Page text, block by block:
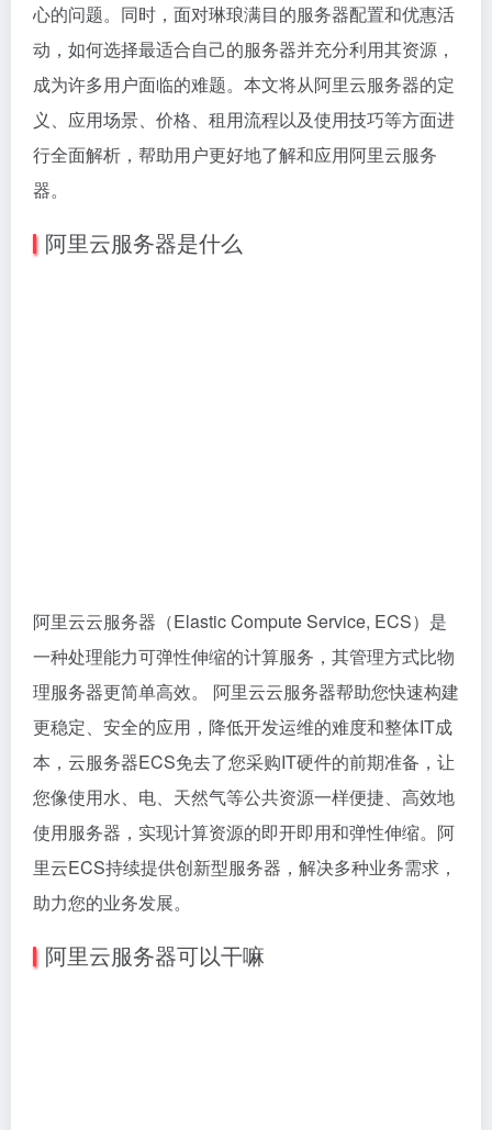
心的问题。同时，面对琳琅满目的服务器配置和优惠活
动，如何选择最适合自己的服务器并充分利用其资源，
成为许多用户面临的难题。本文将从阿里云服务器的定
义、应用场景、价格、租用流程以及使用技巧等方面进
行全面解析，帮助用户更好地了解和应用阿里云服务
器。
阿里云服务器是什么
阿里云云服务器（Elastic Compute Service, ECS）是
一种处理能力可弹性伸缩的计算服务，其管理方式比物
理服务器更简单高效。 阿里云云服务器帮助您快速构建
更稳定、安全的应用，降低开发运维的难度和整体IT成
本，云服务器ECS免去了您采购IT硬件的前期准备，让
您像使用水、电、天然气等公共资源一样便捷、高效地
使用服务器，实现计算资源的即开即用和弹性伸缩。阿
里云ECS持续提供创新型服务器，解决多种业务需求，
助力您的业务发展。
阿里云服务器可以干嘛